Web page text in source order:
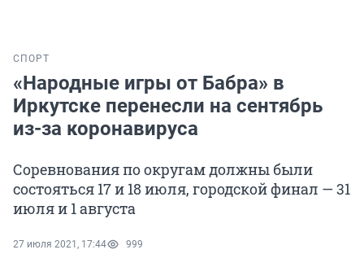
СПОРТ
«Народные игры от Бабра» в
Иркутске перенесли на сентябрь
из-за коронавируса
Соревнования по округам должны были
состояться 17 и 18 июля, городской финал — 31
июля и 1 августа
27 июля 2021, 17:44 999